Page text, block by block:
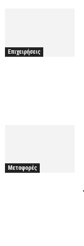
Επιχειρήσεις
Μεταφορές